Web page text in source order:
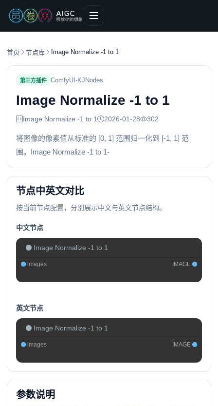
首页 节点库 Image Normalize -1 to 1
第三方插件 ComfyUI-KJNodes
Image Normalize -1 to 1
Image Normalize -1 to 1 2026-01-28 302
将图像的像素值从标准的 [0, 1] 范围归一化到 [-1, 1] 范
围。Image Normalize -1 to 1-
节点中英文对比
按当前节点配置，分别展示中文与英文节点结构。
中文节点
Image Normalize -1 to 1
images IMAGE
英文节点
Image Normalize -1 to 1
images IMAGE
参数说明